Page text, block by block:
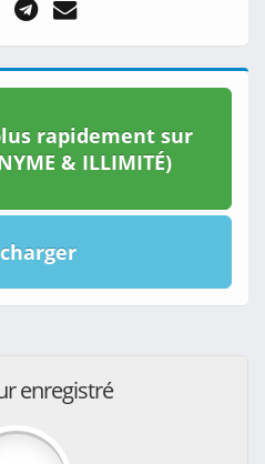
rapidement sur
& ILLIMITÉ)
enregistré